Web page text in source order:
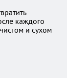
каждого
и сухом